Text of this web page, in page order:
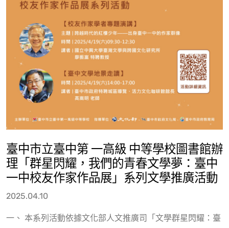
臺中市立臺中第 一高級 中等學校圖書館辦
理「群星閃耀，我們的青春文學夢：臺中
一中校友作家作品展」系列文學推廣活動
2025.04.10
一、 本系列活動依據文化部人文推廣司「文學群星閃耀：臺